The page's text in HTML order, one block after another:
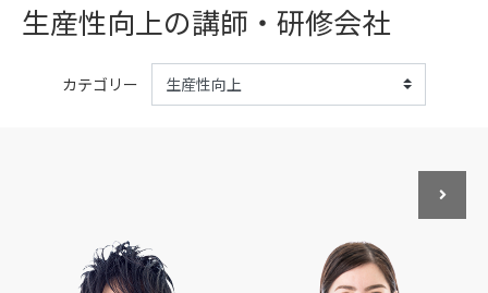
生産性向上の講師・研修会社
カテゴリー